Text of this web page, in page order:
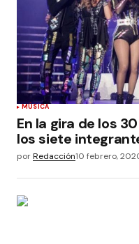
MÚSICA
En la gira de los
los siete
porRedacción10 febrero,